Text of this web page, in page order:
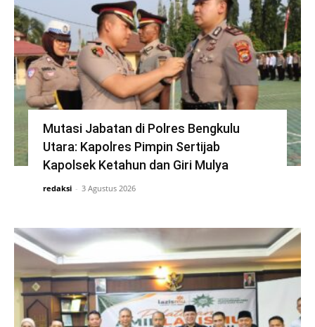
Mutasi Jabatan di Polres Bengkulu
Utara: Kapolres Pimpin Sertijab
Kapolsek Ketahun dan Giri Mulya
redaksi - 3 Agustus 2026